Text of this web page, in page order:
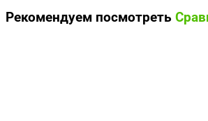
Рекомендуем посмотреть